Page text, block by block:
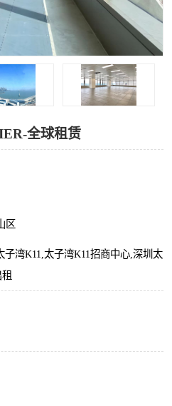
全球租赁
区
子湾K11,太子湾K11招商中心,深圳太
罗湖区
西乡
石岩
西丽
高新园